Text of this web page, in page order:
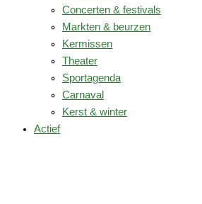
Concerten & festivals
Markten & beurzen
Kermissen
Theater
Sportagenda
Carnaval
Kerst & winter
Actief